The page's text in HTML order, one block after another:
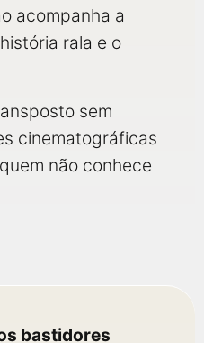
acompanha a
rala e o
sem
cinematográficas
não conhece
bastidores